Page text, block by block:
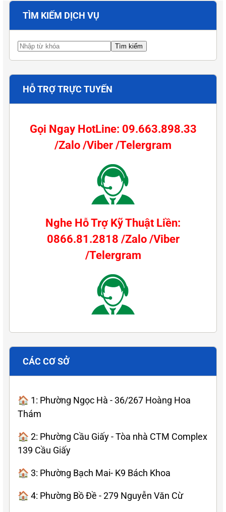
TÌM KIẾM DỊCH VỤ
HỖ TRỢ TRỰC TUYẾN
Gọi Ngay HotLine: 09.663.898.33
/Zalo /Viber /Telergram
Nghe Hỗ Trợ Kỹ Thuật Liền:
0866.81.2818 /Zalo /Viber
/Telergram
CÁC CƠ SỞ
🏠 1: Phường Ngọc Hà - 36/267 Hoàng Hoa
Thám
🏠 2: Phường Cầu Giấy - Tòa nhà CTM Complex
139 Cầu Giấy
🏠 3: Phường Bạch Mai- K9 Bách Khoa
🏠 4: Phường Bồ Đề - 279 Nguyễn Văn Cừ